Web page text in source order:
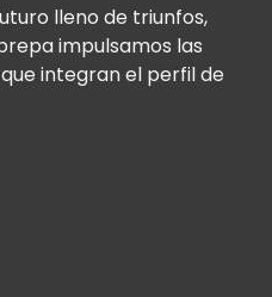
lleno de triunfos,
impulsamos las
integran el perfil de